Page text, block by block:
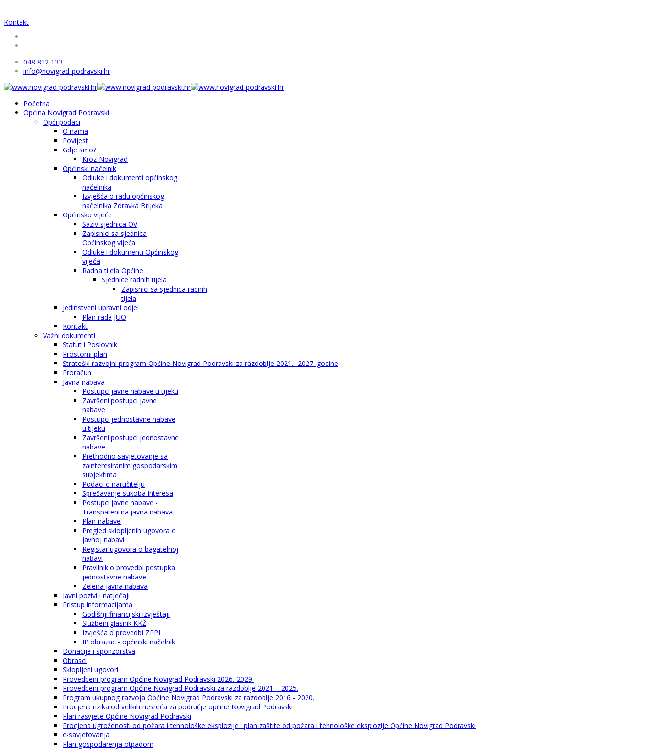
Kontakt
048 832 133
info@novigrad-podravski.hr
Početna
Općina Novigrad Podravski
Opći podaci
O nama
Povijest
Gdje smo?
Kroz Novigrad
Općinski načelnik
Odluke i dokumenti općinskog
načelnika
Izvješća o radu općinskog
načelnika Zdravka Brljeka
Općinsko vijeće
Saziv sjednica OV
Zapisnici sa sjednica
Općinskog vijeća
Odluke i dokumenti Općinskog
vijeća
Radna tijela Općine
Sjednice radnih tijela
Zapisnici sa sjednica radnih
tijela
Jedinstveni upravni odjel
Plan rada JUO
Kontakt
Važni dokumenti
Statut i Poslovnik
Prostorni plan
Strateški razvojni program Općine Novigrad Podravski za razdoblje 2021.- 2027. godine
Proračun
Javna nabava
Postupci javne nabave u tijeku
Završeni postupci javne
nabave
Postupci jednostavne nabave
u tijeku
Završeni postupci jednostavne
nabave
Prethodno savjetovanje sa
zainteresiranim gospodarskim
subjektima
Podaci o naručitelju
Sprečavanje sukoba interesa
Postupci javne nabave -
Transparentna javna nabava
Plan nabave
Pregled sklopljenih ugovora o
javnoj nabavi
Registar ugovora o bagatelnoj
nabavi
Pravilnik o provedbi postupka
jednostavne nabave
Zelena javna nabava
Javni pozivi i natječaji
Pristup informacijama
Godišnji financijski izvještaji
Službeni glasnik KKŽ
Izvješća o provedbi ZPPI
IP obrazac - općinski načelnik
Donacije i sponzorstva
Obrasci
Sklopljeni ugovori
Provedbeni program Općine Novigrad Podravski 2026.-2029.
Provedbeni program Općine Novigrad Podravski za razdoblje 2021. - 2025.
Program ukupnog razvoja Općine Novigrad Podravski za razdoblje 2016 - 2020.
Procjena rizika od velikih nesreća za područje općine Novigrad Podravski
Plan rasvjete Općine Novigrad Podravski
Procjena ugroženosti od požara i tehnološke eksplozije i plan zaštite od požara i tehnološke eksplozije Općine Novigrad Podravski
e-savjetovanja
Plan gospodarenja otpadom